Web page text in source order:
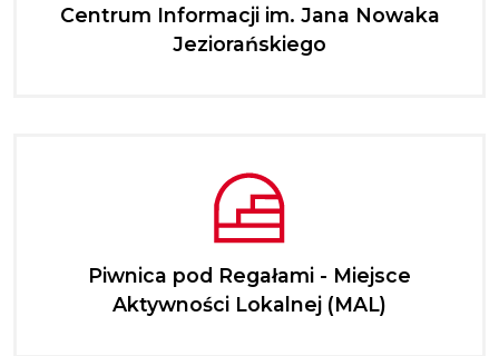
Centrum Informacji im. Jana Nowaka
Jeziorańskiego
Piwnica pod Regałami - Miejsce
Aktywności Lokalnej (MAL)